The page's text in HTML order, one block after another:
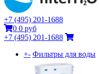
+7 (495) 201-1688
0 0 руб
+7 (495) 201-1688
+- Фильтры для воды